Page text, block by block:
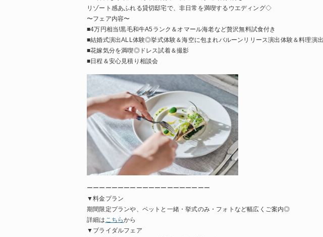
リゾート感あふれる貸切邸宅で、非日常を満喫するウエディング◇
〜フェア内容〜
■4万円相当!黒毛和牛A5ランク＆オマール海老など贅沢無料試食付き
■結婚式演出ALL体験◎挙式体験＆海空に包まれバルーンリリース演出体験＆料理演出
■花嫁気分を満喫◎ドレス試着＆撮影
■日程＆安心見積り相談会
ーーーーーーーーーーーーーーーーーーーー
▼料金プラン
期間限定プランや、ペットと一緒・挙式のみ・フォトなど幅広くご案内◎
詳細は こちらから
▼ブライダルフェア